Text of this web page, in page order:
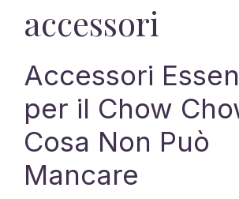
accessori
Accessori
per il Chow
Cosa Non Può
Mancare